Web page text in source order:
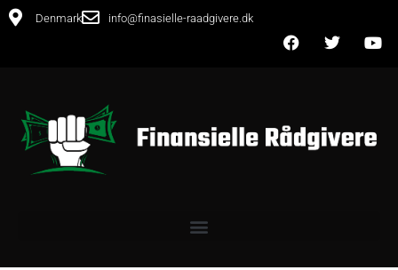
Denmark info@finasielle-raadgivere.dk